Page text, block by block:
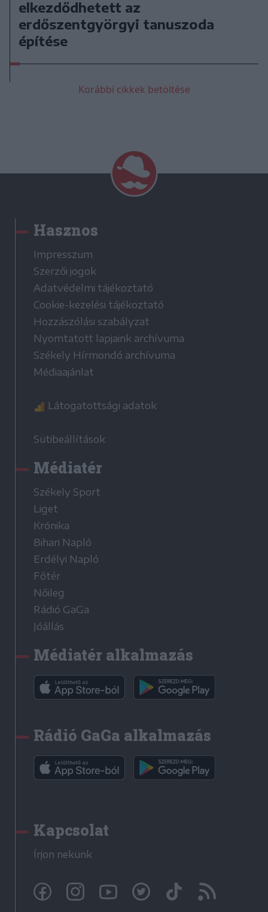
elkezdődhetett az
erdőszentgyörgyi tanuszoda
építése
Korábbi cikkek betöltése
Hasznos
Impresszum
Szerzői jogok
Adatvédelmi tájékoztató
Cookie-kezelési tájékoztató
Hozzászólási szabályzat
Nyomtatott lapjaink archívuma
Székely Hírmondó archívuma
Médiaajánlat
Látogatottsági adatok
Sütibeállítások
Médiatér
Székely Sport
Liget
Krónika
Bihari Napló
Erdélyi Napló
Főtér
Nőileg
Rádió GaGa
Jóállás
Médiatér alkalmazás
Rádió GaGa alkalmazás
Kapcsolat
Írjon nekünk